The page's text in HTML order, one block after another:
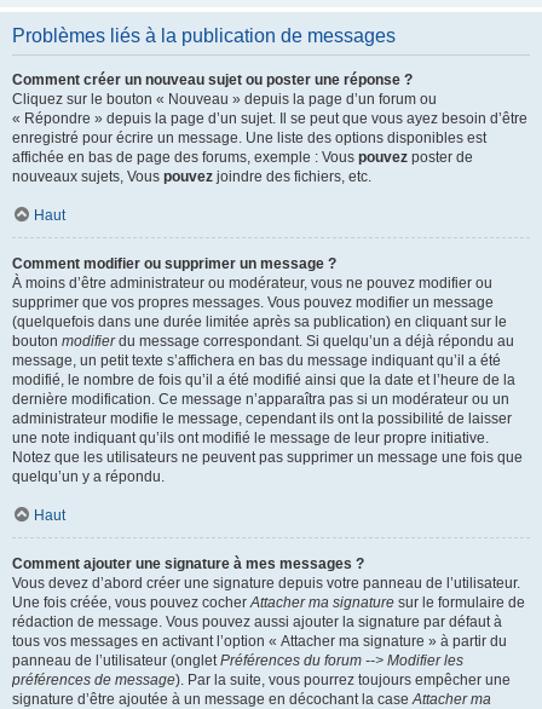
Problèmes liés à la publication de messages
Comment créer un nouveau sujet ou poster une réponse ?
Cliquez sur le bouton « Nouveau » depuis la page d’un forum ou
« Répondre » depuis la page d’un sujet. Il se peut que vous ayez besoin d’être
enregistré pour écrire un message. Une liste des options disponibles est
affichée en bas de page des forums, exemple : Vous pouvez poster de
nouveaux sujets, Vous pouvez joindre des fichiers, etc.
Haut
Comment modifier ou supprimer un message ?
À moins d’être administrateur ou modérateur, vous ne pouvez modifier ou
supprimer que vos propres messages. Vous pouvez modifier un message
(quelquefois dans une durée limitée après sa publication) en cliquant sur le
bouton modifierdu message correspondant. Si quelqu’un a déjà répondu au
message, un petit texte s’affichera en bas du message indiquant qu’il a été
modifié, le nombre de fois qu’il a été modifié ainsi que la date et l’heure de la
dernière modification. Ce message n’apparaîtra pas si un modérateur ou un
administrateur modifie le message, cependant ils ont la possibilité de laisser
une note indiquant qu’ils ont modifié le message de leur propre initiative.
Notez que les utilisateurs ne peuvent pas supprimer un message une fois que
quelqu’un y a répondu.
Haut
Comment ajouter une signature à mes messages ?
Vous devez d’abord créer une signature depuis votre panneau de l’utilisateur.
Une fois créée, vous pouvez cocherAttacher ma signature sur le formulaire de
rédaction de message. Vous pouvez aussi ajouter la signature par défaut à
tous vos messages en activant l’option « Attacher ma signature » à partir du
panneau de l’utilisateur (ongletPréférences du forum --> Modifier les
préférences de message). Par la suite, vous pourrez toujours empêcher une
signature d’être ajoutée à un message en décochant la caseAttacher ma